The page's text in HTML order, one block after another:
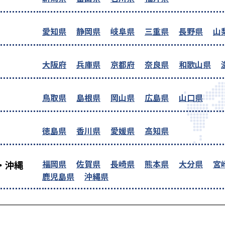
愛知県 静岡県 岐阜県 三重県 長野県 山
大阪府 兵庫県 京都府 奈良県 和歌山県
鳥取県 島根県 岡山県 広島県 山口県
徳島県 香川県 愛媛県 高知県
沖縄 福岡県 佐賀県 長崎県 熊本県 大分県
宮
鹿児島県
沖縄県